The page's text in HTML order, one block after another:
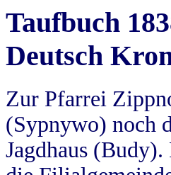
Taufbuch
Deutsch
Zur Pfarrei
(Sypnywo) noch
Jagdhaus